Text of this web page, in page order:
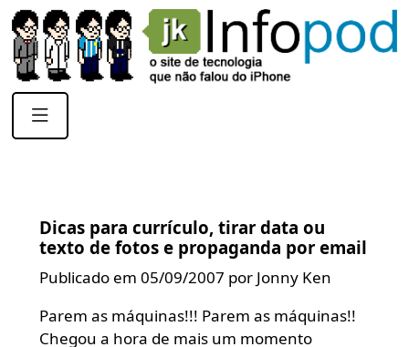
Dicas para currículo, tirar data ou
texto de fotos e propaganda por email
Publicado em 05/09/2007 por Jonny Ken
Parem as máquinas!!! Parem as máquinas!!
Chegou a hora de mais um momento